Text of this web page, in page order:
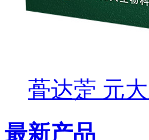
蓇达萣 元
最新产品